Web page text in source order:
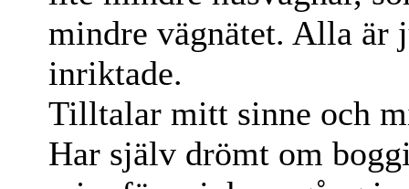
mindre vägnätet. Alla är
inriktade.
Tilltalar mitt sinne och
Har själv drömt om